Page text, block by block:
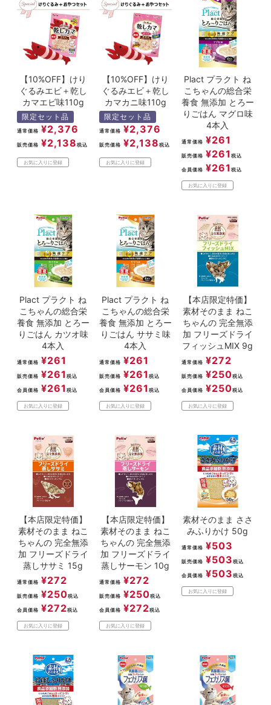
【10%OFF】けり
ぐるみエビ＋乾し
カマエビ味110g
限定セット品
通常価格 ¥2,376
販売価格 ¥2,138 税込
お気に入りに登録
【10%OFF】けり
ぐるみエビ＋乾し
カマカニ味110g
限定セット品
通常価格 ¥2,376
販売価格 ¥2,138 税込
お気に入りに登録
Plact プラクト ね
こちゃんの総合栄
養食 無添加 とろー
りごはん マグロ味
4本入
通常価格 ¥261
販売価格 ¥261 税込
会員価格 ¥261 税込
お気に入りに登録
Plact プラクト ね
こちゃんの総合栄
養食 無添加 とろー
りごはん カツオ味
4本入
通常価格 ¥261
販売価格 ¥261 税込
会員価格 ¥261 税込
お気に入りに登録
Plact プラクト ね
こちゃんの総合栄
養食 無添加 とろー
りごはん ササミ味
4本入
通常価格 ¥261
販売価格 ¥261 税込
会員価格 ¥261 税込
お気に入りに登録
【本店限定特価】
素材そのまま ねこ
ちゃんの 完全無添
加 フリーズドライ
フィッシュMIX 9g
通常価格 ¥272
販売価格 ¥250税込
会員価格 ¥250税込
お気に入りに登録
【本店限定特価】
素材そのまま ねこ
ちゃんの 完全無添
加 フリーズドライ
蒸しササミ 15g
通常価格 ¥272
販売価格 ¥250税込
会員価格 ¥272税込
お気に入りに登録
【本店限定特価】
素材そのまま ねこ
ちゃんの 完全無添
加 フリーズドライ
蒸しサーモン 10g
通常価格 ¥272
販売価格 ¥250税込
会員価格 ¥272税込
お気に入りに登録
素材そのまま ささ
みふりかけ 50g
通常価格 ¥503
販売価格 ¥503 税込
会員価格 ¥503 税込
お気に入りに登録